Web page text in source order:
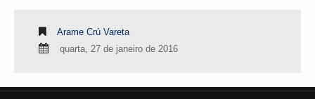
Arame Crú Vareta
quarta, 27 de janeiro de 2016